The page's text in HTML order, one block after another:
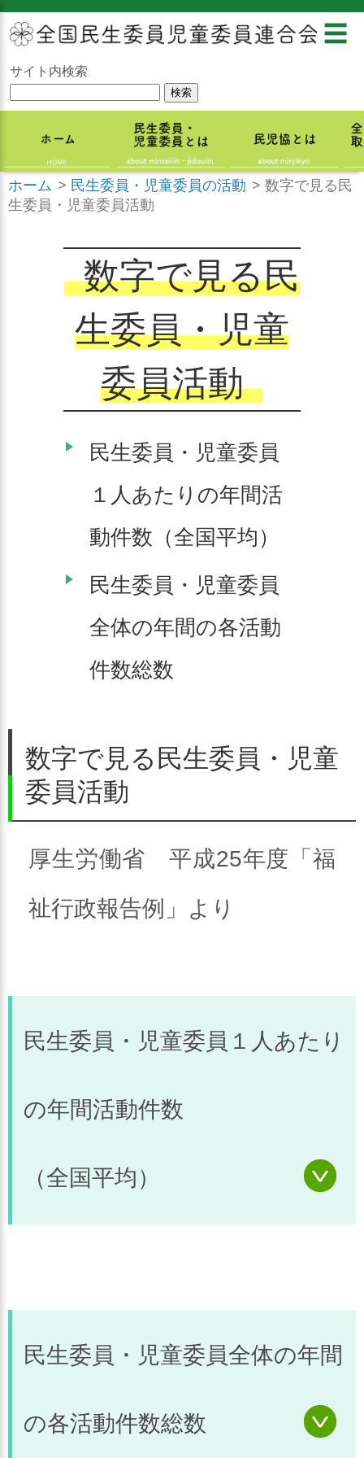
☰
サイト内検索
ホーム > 民生委員・児童委員の活動 > 数字で見る民
生委員・児童委員活動
数字で見る民
生委員・児童
委員活動
民生委員・児童委員
１人あたりの年間活
動件数（全国平均）
民生委員・児童委員
全体の年間の各活動
件数総数
数字で見る民生委員・児童
委員活動
厚生労働省 平成25年度「福
祉行政報告例」より
民生委員・児童委員１人あたり
の年間活動件数
（全国平均）
問・連
絡活動
161.6
回
29.6
回
２．相
談・支
29.2
民生委員・児童委員全体の年間
の各活動件数総数